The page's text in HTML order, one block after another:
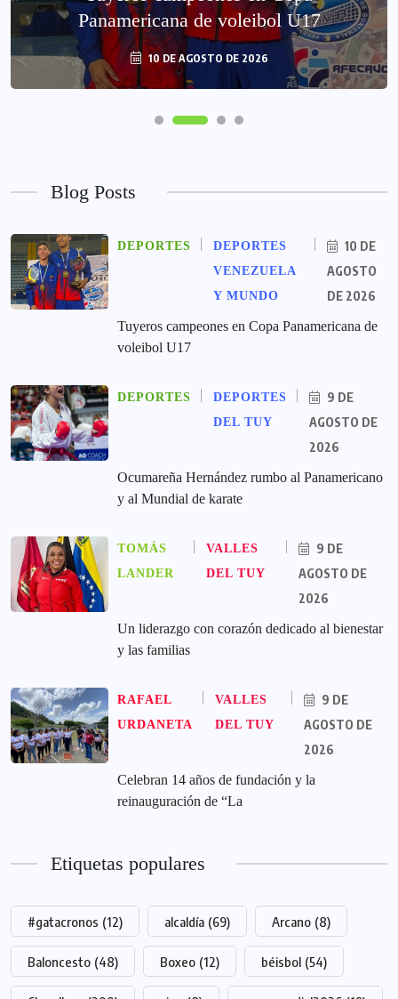
Panamericana de voleibol U17
10 DE AGOSTO DE 2026
Blog Posts
DEPORTES
DEPORTES
VENEZUELA
Y MUNDO
10 DE
AGOSTO
DE 2026
Tuyeros campeones en Copa Panamericana de
voleibol U17
DEPORTES
DEPORTES
DEL TUY
9 DE
AGOSTO DE
2026
Ocumareña Hernández rumbo al Panamericano
y al Mundial de karate
TOMÁS
LANDER
VALLES
DEL TUY
9 DE
AGOSTO DE
2026
Un liderazgo con corazón dedicado al bienestar
y las familias
RAFAEL
URDANETA
VALLES
DEL TUY
9 DE
AGOSTO DE
2026
Celebran 14 años de fundación y la
reinauguración de “La
Etiquetas populares
#gatacronos (12) alcaldía (69) Arcano (8)
Baloncesto (48) Boxeo (12) béisbol (54)